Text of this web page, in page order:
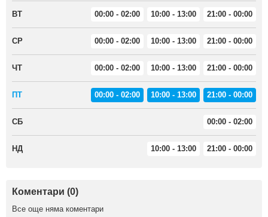
ВТ 00:00 - 02:00 10:00 - 13:00 21:00 - 00:00
СР 00:00 - 02:00 10:00 - 13:00 21:00 - 00:00
ЧТ 00:00 - 02:00 10:00 - 13:00 21:00 - 00:00
ПТ 00:00 - 02:00 10:00 - 13:00 21:00 - 00:00
СБ 00:00 - 02:00
НД 10:00 - 13:00 21:00 - 00:00
Коментари (0)
Все още няма коментари